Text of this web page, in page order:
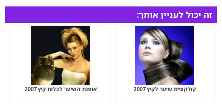
זה יכול לעניין אותך:
קולקציית שיער לקיץ 2007 אופנת השיער לכלות קיץ 2007